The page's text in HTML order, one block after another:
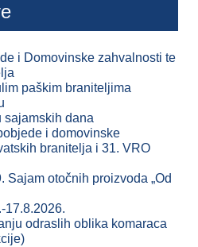
i Domovinske zahvalnosti te
paškim braniteljima
sajamskih dana
i domovinske
branitelja i 31. VRO
Sajam otočnih proizvoda „Od
17.8.2026.
odraslih oblika komaraca